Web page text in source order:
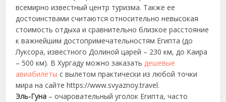
всемирно известный центр туризма. Также ее
достоинствами считаются относительно невысокая
стоимость отдыха и сравнительно близкое расстояние
к важнейшим достопримечательностям Египта (до
Луксора, известного Долиной царей – 230 км, до Каира
– 500 км). В Хургаду можно заказатьдешевые
авиабилеты с вылетом практически из любой точки
мира на сайте https://www.svyaznoy.travel.
Эль-Гуна – очаровательный уголок Египта, часто